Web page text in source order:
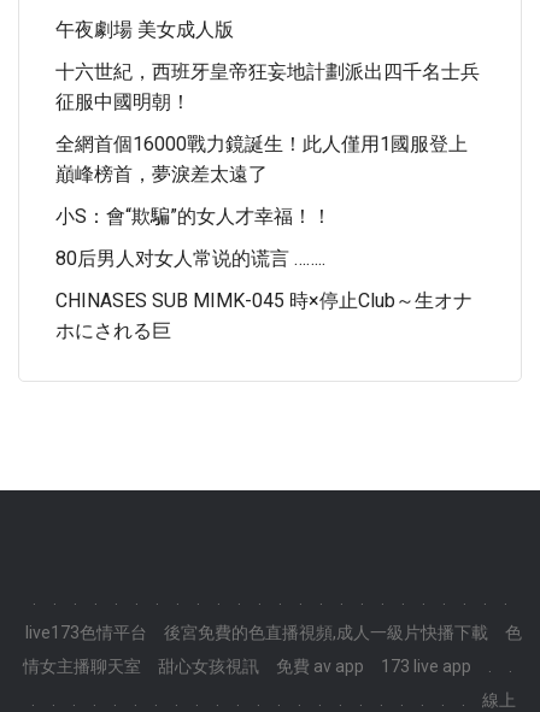
午夜劇場 美女成人版
十六世紀，西班牙皇帝狂妄地計劃派出四千名士兵
征服中國明朝！
全網首個16000戰力鏡誕生！此人僅用1國服登上
巔峰榜首，夢淚差太遠了
小S：會“欺騙”的女人才幸福！！
80后男人对女人常说的谎言 ……..
CHINASES SUB MIMK-045 時×停止club～生オナ
ホにされる巨
live173色情平台
後宮免費的色直播視頻,成人一級片快播下載
色
情女主播聊天室
甜心女孩視訊 免費 av app 173 live app
線上